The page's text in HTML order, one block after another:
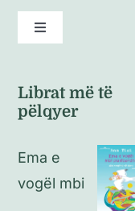
Toggle
Librat më të
pëlqyer
Ema e
vogël mbi